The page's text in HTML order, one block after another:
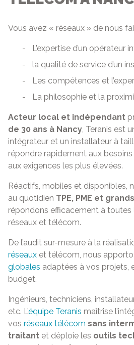
Vous avez « réseaux » de nous
L’expertise d’un opérateur
la qualité de service d’un
Les compétences et
La philosophie et la
Acteur local et indépendant
de 30 ans à Nancy, Teranis est
intégrateur et un installateur à
répondre rapidement aux
aux exigences les plus élevées.
Réactifs, mobiles et disponibles,
au quotidien TPE, PME et
répondons efficacement à
réseaux et télécom.
De l’audit sur-mesure à la
réseauxet télécom, nous
globales adaptées à vos projets,
budget.
Ingénieurs, techniciens,
etc. L’équipe Teranis maîtrise
vos réseaux télécom sans
traitantet déploie les outils